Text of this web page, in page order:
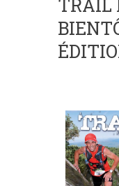
TRAIL